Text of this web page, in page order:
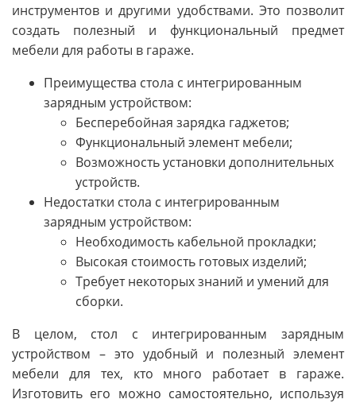
инструментов и другими удобствами. Это позволит
создать полезный и функциональный предмет
мебели для работы в гараже.
Преимущества стола с интегрированным
зарядным устройством:
Бесперебойная зарядка гаджетов;
Функциональный элемент мебели;
Возможность установки дополнительных
устройств.
Недостатки стола с интегрированным
зарядным устройством:
Необходимость кабельной прокладки;
Высокая стоимость готовых изделий;
Требует некоторых знаний и умений для
сборки.
В целом, стол с интегрированным зарядным
устройством – это удобный и полезный элемент
мебели для тех, кто много работает в гараже.
Изготовить его можно самостоятельно, используя